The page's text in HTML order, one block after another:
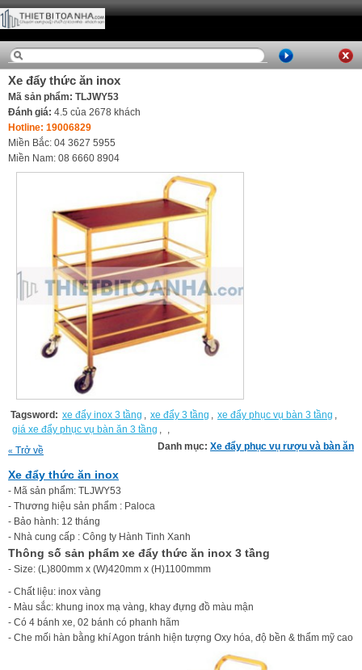
Xe đẩy thức ăn inox
Mã sản phẩm: TLJWY53
Đánh giá: 4.5 của 2678 khách
Hotline: 19006829
Miền Bắc: 04 3627 5955
Miền Nam: 08 6660 8904
Tagsword: xe đẩy inox 3 tầng , xe đẩy 3 tầng , xe đẩy phục vụ bàn 3 tầng ,
giá xe đẩy phục vụ bàn ăn 3 tầng , ,
« Trở về Danh mục: Xe đẩy phục vụ rượu và bàn ăn
Xe đẩy thức ăn inox
- Mã sản phẩm: TLJWY53
- Thương hiệu sản phẩm : Paloca
- Bảo hành: 12 tháng
- Nhà cung cấp : Công ty Hành Tinh Xanh
Thông số sản phẩm xe đẩy thức ăn inox 3 tầng
- Size: (L)800mm x (W)420mm x (H)1100mmm
- Chất liệu: inox vàng
- Màu sắc: khung inox mạ vàng, khay đựng đồ màu mận
- Có 4 bánh xe, 02 bánh có phanh hãm
- Che mối hàn bằng khí Agon tránh hiện tượng Oxy hóa, độ bền & thẩm mỹ cao